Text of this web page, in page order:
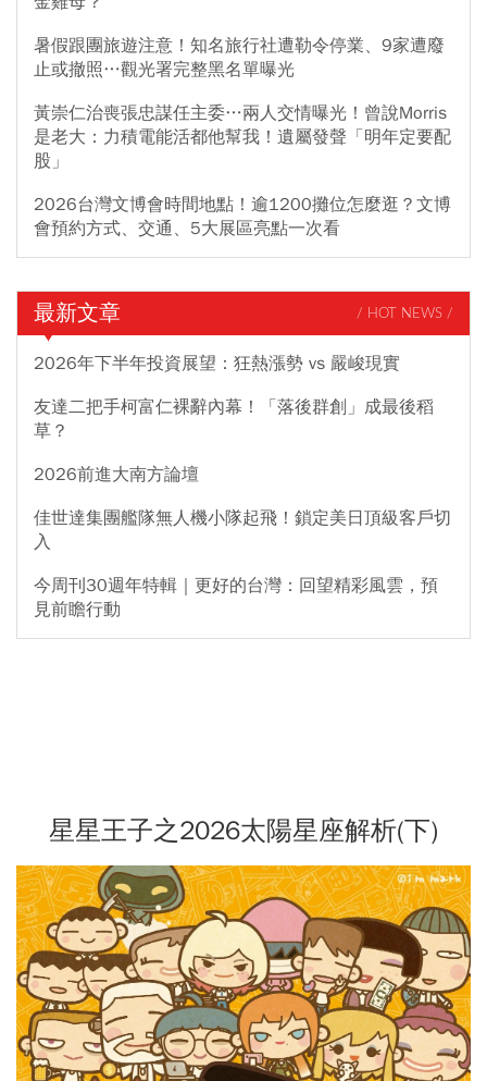
暑假跟團旅遊注意！知名旅行社遭勒令停業、9家遭廢
止或撤照…觀光署完整黑名單曝光
黃崇仁治喪張忠謀任主委…兩人交情曝光！曾說Morris
是老大：力積電能活都他幫我！遺屬發聲「明年定要配
股」
2026台灣文博會時間地點！逾1200攤位怎麼逛？文博
會預約方式、交通、5大展區亮點一次看
最新文章 / HOT NEWS /
2026年下半年投資展望：狂熱漲勢 vs 嚴峻現實
友達二把手柯富仁裸辭內幕！「落後群創」成最後稻
草？
2026前進大南方論壇
佳世達集團艦隊無人機小隊起飛！鎖定美日頂級客戶切
入
今周刊30週年特輯｜更好的台灣：回望精彩風雲，預
見前瞻行動
星星王子之2026太陽星座解析(下)